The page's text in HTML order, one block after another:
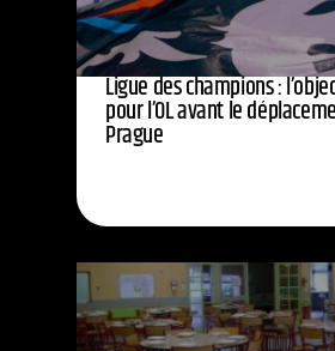
Ligue des champions :
pour l’OL avant le
Prague